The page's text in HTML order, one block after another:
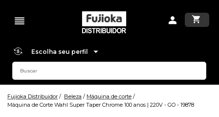
Escolha seu perfil
Fujioka Distribuidor Beleza
Máquina de corte
Máquina de Corte Wahl Super Taper Chrome 100 anos | 220V - GO - 19878